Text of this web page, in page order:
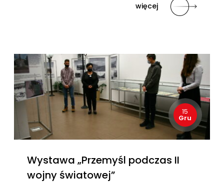
więcej
15
Gru
Wystawa „Przemyśl podczas II
wojny światowej”